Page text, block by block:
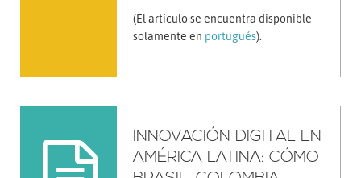
(El artículo se encuentra disponible
solamente en portugués).
INNOVACIÓN DIGITAL EN
AMÉRICA LATINA: CÓMO